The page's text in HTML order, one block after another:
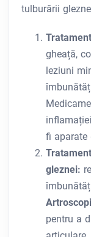
tulburării
gheață,
leziuni
fi aparate
gleznei:
pentru a